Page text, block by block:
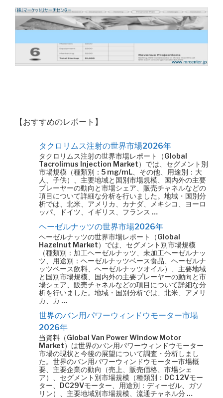
【おすすめのレポート】
タクロリムス注射の世界市場2026年
タクロリムス注射の世界市場レポート（Global
Tacrolimus Injection Market）では、セグメント別
市場規模（種類別：5 mg/mL、その他、用途別：大
人、子供）、主要地域と国別市場規模、国内外の主要
プレーヤーの動向と市場シェア、販売チャネルなどの
項目について詳細な分析を行いました。地域・国別分
析では、北米、アメリカ、カナダ、メキシコ、ヨーロ
ッパ、ドイツ、イギリス、フランス …
ヘーゼルナッツの世界市場2026年
ヘーゼルナッツの世界市場レポート（Global
Hazelnut Market）では、セグメント別市場規模
（種類別：加工ヘーゼルナッツ、未加工ヘーゼルナッ
ツ、用途別：ヘーゼルナッツベース食品、ヘーゼルナ
ッツベース飲料、ヘーゼルナッツオイル）、主要地域
と国別市場規模、国内外の主要プレーヤーの動向と市
場シェア、販売チャネルなどの項目について詳細な分
析を行いました。地域・国別分析では、北米、アメリ
カ、カ …
世界のバン用パワーウィンドウモーター市場
2026年
当資料（Global Van Power Window Motor
Market）は世界のバン用パワーウィンドウモーター
市場の現状と今後の展望について調査・分析しまし
た。世界のバン用パワーウィンドウモーター市場概
要、主要企業の動向（売上、販売価格、市場シェ
ア）、セグメント別市場規模（種類別：DC 12Vモー
ター、DC29Vモーター、用途別：ディーゼル、ガソ
リン）、主要地域別市場規模、流通チャネル分 …